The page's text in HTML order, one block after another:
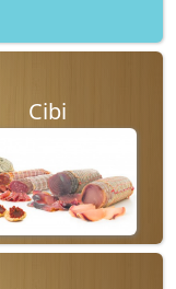
Cibi